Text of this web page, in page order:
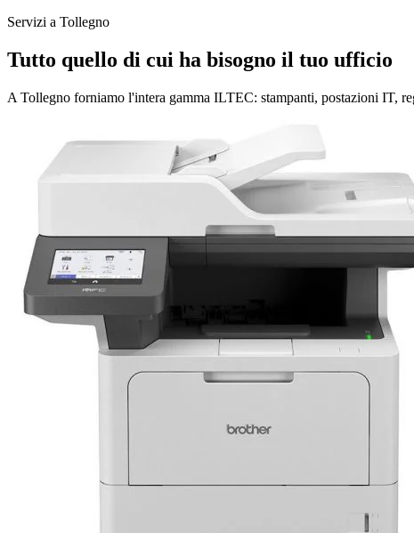
Servizi a Tollegno
Tutto quello di cui ha bisogno il tuo ufficio
A Tollegno forniamo l'intera gamma ILTEC: stampanti, postazioni IT,